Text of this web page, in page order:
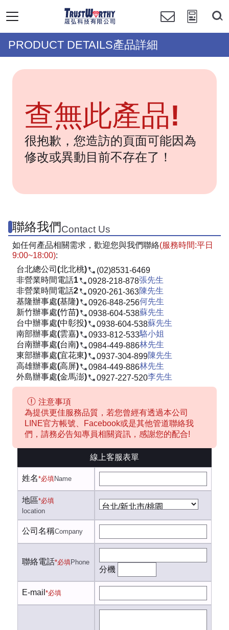
PRODUCT DETAILS產品詳細
查無此產品!
很抱歉，您造訪的頁面可能因為
修改或異動目前不存在了！
聯絡我們Contact Us
如任何產品相關需求，歡迎您與我們聯絡(服務時間:平日
9:00~18:00):
台北總公司(北北桃)
(02)8531-6469
非營業時間電話1
0928-218-878張先生
非營業時間電話2
0920-261-363陳先生
基隆辦事處(基隆)
0926-848-256何先生
新竹辦事處(竹苗)
0938-604-538蘇先生
台中辦事處(中彰投)
0938-604-538蘇先生
南部辦事處(雲嘉)
0933-812-533駱小姐
台南辦事處(台南)
0984-449-886林先生
東部辦事處(宜花東)
0937-304-899陳先生
高雄辦事處(高屏)
0984-449-886林先生
外島辦事處(金馬澎)
0927-227-520李先生
注意事項
為提供更佳服務品質，若您曾經有透過本公司
LINE官方帳號、Facebook或是其他管道聯絡我
們，請務必告知專員相關資訊，感謝您的配合!
線上客服表單
姓名*必填Name
地區*必填
location
公司名稱Company
聯絡電話*必填Phone
分機
E-mail *必填